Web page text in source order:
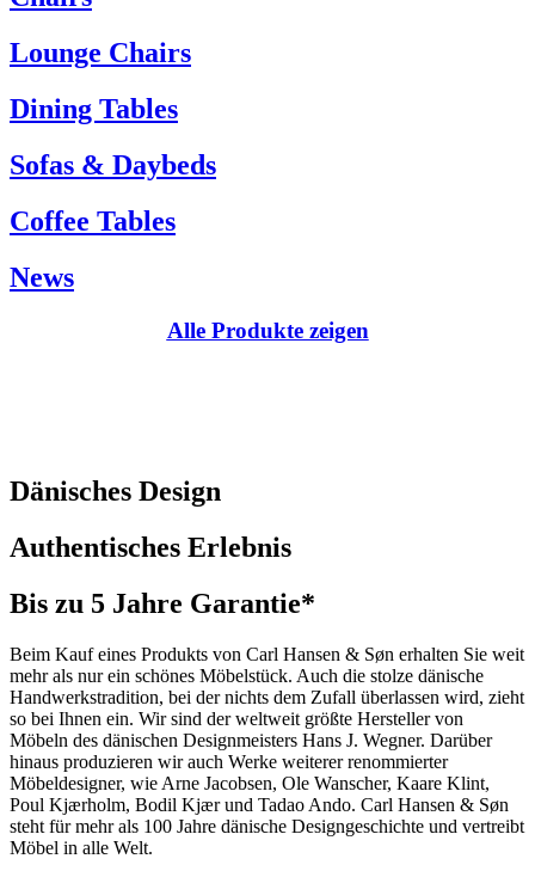
Kundenservice:
Tel.: +45 66 12 14 04
info@carlhansen.dk
Lounge Chairs
Dining Tables
Sofas & Daybeds
Coffee Tables
News
Alle Produkte zeigen
Dänisches Design
Authentisches Erlebnis
Bis zu 5 Jahre Garantie*
Beim Kauf eines Produkts von Carl Hansen & Søn erhalten Sie weit
mehr als nur ein schönes Möbelstück. Auch die stolze dänische
Handwerkstradition, bei der nichts dem Zufall überlassen wird, zieht
so bei Ihnen ein. Wir sind der weltweit größte Hersteller von
Möbeln des dänischen Designmeisters Hans J. Wegner. Darüber
hinaus produzieren wir auch Werke weiterer renommierter
Möbeldesigner, wie Arne Jacobsen, Ole Wanscher, Kaare Klint,
Poul Kjærholm, Bodil Kjær und Tadao Ando. Carl Hansen & Søn
steht für mehr als 100 Jahre dänische Designgeschichte und vertreibt
Möbel in alle Welt.